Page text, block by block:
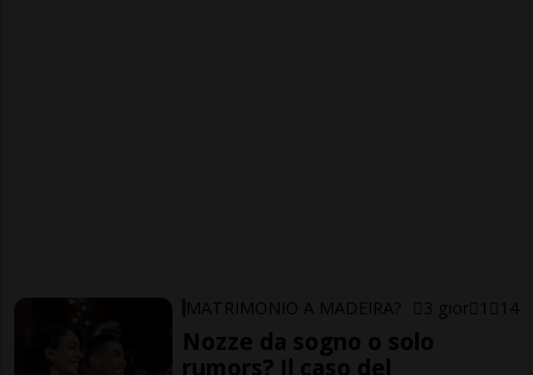
MATRIMONIO A MADEIRA? 3 gior 1 14
Nozze da sogno o solo
rumors? Il caso del